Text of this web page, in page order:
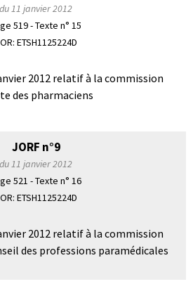
du 11 janvier 2012
519 - Texte n° 15
ETSH1125224D
2012 relatif à la commission
des pharmaciens
JORF n°9
du 11 janvier 2012
521 - Texte n° 16
ETSH1125224D
2012 relatif à la commission
des professions paramédicales